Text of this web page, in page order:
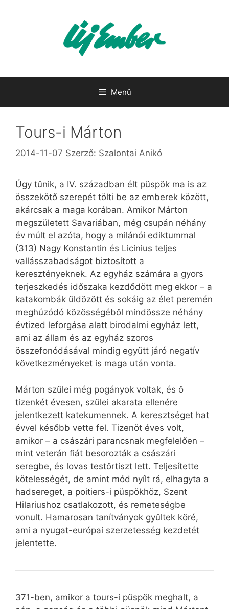
Menü
Tours-i Márton
2014-11-07 Szerző: Szalontai Anikó
Úgy tűnik, a IV. században élt püspök ma is az
összekötő szerepét tölti be az emberek között,
akárcsak a maga korában. Amikor Márton
megszületett Savariában, még csupán néhány
év múlt el azóta, hogy a milánói ediktummal
(313) Nagy Konstantin és Licinius teljes
vallásszabadságot biztosított a
keresztényeknek. Az egyház számára a gyors
terjeszkedés időszaka kezdődött meg ekkor – a
katakombák üldözött és sokáig az élet peremén
meghúzódó közösségéből mindössze néhány
évtized leforgása alatt birodalmi egyház lett,
ami az állam és az egyház szoros
összefonódásával mindig együtt járó negatív
következményeket is maga után vonta.
Márton szülei még pogányok voltak, és ő
tizenkét évesen, szülei akarata ellenére
jelentkezett katekumennek. A keresztséget hat
évvel később vette fel. Tizenöt éves volt,
amikor – a császári parancsnak megfelelően –
mint veterán fiát besorozták a császári
seregbe, és lovas testőrtiszt lett. Teljesítette
kötelességét, de amint mód nyílt rá, elhagyta a
hadsereget, a poitiers-i püspökhöz, Szent
Hilariushoz csatlakozott, és remeteségbe
vonult. Hamarosan tanítványok gyűltek köré,
ami a nyugat-európai szerzetesség kezdetét
jelentette.
371-ben, amikor a tours-i püspök meghalt, a